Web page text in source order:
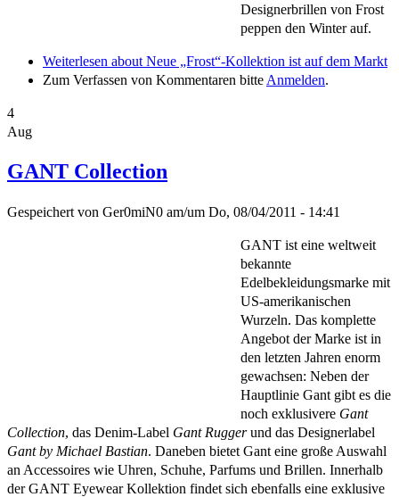
Designerbrillen von Frost
peppen den Winter auf.
Weiterlesen about Neue „Frost“-Kollektion ist auf dem Markt
Zum Verfassen von Kommentaren bitte Anmelden.
4
Aug
GANT Collection
Gespeichert von Ger0miN0 am/um Do, 08/04/2011 - 14:41
GANT ist eine weltweit
bekannte
Edelbekleidungsmarke mit
US-amerikanischen
Wurzeln. Das komplette
Angebot der Marke ist in
den letzten Jahren enorm
gewachsen: Neben der
Hauptlinie Gant gibt es die
noch exklusivere Gant
Collection, das Denim-Label Gant Ruggerund das Designerlabel
Gant by Michael Bastian. Daneben bietet Gant eine große Auswahl
an Accessoires wie Uhren, Schuhe, Parfums und Brillen. Innerhalb
der GANT Eyewear Kollektion findet sich ebenfalls eine exklusive